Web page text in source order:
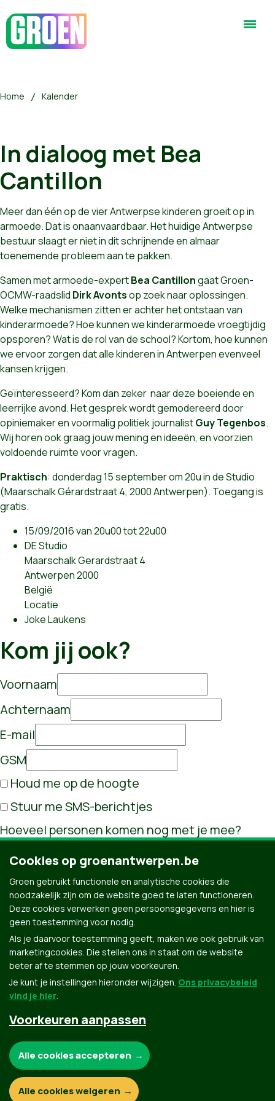
Home Kalender
In dialoog met Bea
Cantillon
Meer dan één op de vier Antwerpse kinderen groeit op in
armoede. Dat is onaanvaardbaar. Het huidige Antwerpse
bestuur slaagt er niet in dit schrijnende en almaar
toenemende probleem aan te pakken.
Samen met armoede-expertBea Cantillongaat Groen-
OCMW-raadslid Dirk Avontsop zoek naar oplossingen.
Welke mechanismen zitten er achter het ontstaan van
kinderarmoede? Hoe kunnen we kinderarmoede vroegtijdig
opsporen? Wat is de rol van de school? Kortom, hoe kunnen
we ervoor zorgen dat alle kinderen in Antwerpen evenveel
kansen krijgen.
Geïnteresseerd? Kom dan zeker naar deze boeiende en
leerrijke avond. Het gesprek wordt gemodereerd door
opiniemaker en voormalig politiek journalistGuy Tegenbos.
Wij horen ook graag jouw mening en ideeën, en voorzien
voldoende ruimte voor vragen.
Praktisch: donderdag 15 september om 20u in de Studio
(Maarschalk Gérardstraat 4, 2000 Antwerpen). Toegang is
gratis.
15/09/2016 van 20u00 tot 22u00
DE Studio
Maarschalk Gerardstraat 4
Antwerpen 2000
België
Locatie
Joke Laukens
Kom jij ook?
Voornaam
Achternaam
E-mail
GSM
Houd me op de hoogte
Stuur me SMS-berichtjes
Hoeveel personen komen nog met je mee?
Verberg mijn inschrijving
Meld me ook aan opFacebook
Groen.be
Contact Privacybeleid
Cookies op groenantwerpen.be
Groen gebruikt functionele en analytische cookies die
noodzakelijk zijn om de website goed te laten functioneren.
Deze cookies verwerken geen persoonsgegevens en hier is
geen toestemming voor nodig.
Als je daarvoor toestemming geeft, maken we ook gebruik van
marketingcookies. Die stellen ons in staat om de website
beter af te stemmen op jouw voorkeuren.
Je kunt je instellingen hieronder wijzigen. Ons privacybeleid
vind je hier.
Voorkeuren aanpassen
Functionele en analytische cookies:
Alle cookies accepteren
Alle cookies weigeren